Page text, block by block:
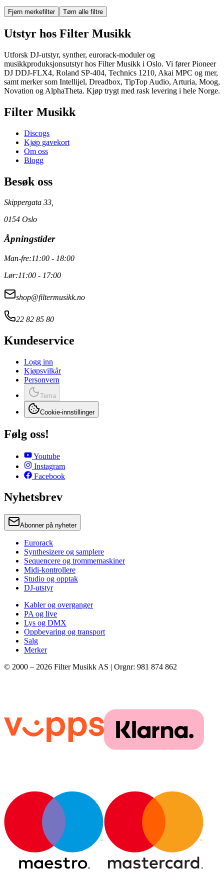
Fjern merkefilter Tøm alle filtre
Utstyr hos Filter Musikk
Utforsk DJ-utstyr, synther, eurorack-moduler og
musikkproduksjonsutstyr hos Filter Musikk i Oslo. Vi fører Pioneer
DJ DDJ-FLX4, Roland SP-404, Technics 1210, Akai MPC og mer,
samt merker som Intellijel, Dreadbox, TipTop Audio, Arturia, Moog,
Novation og AlphaTheta. Kjøp trygt med rask levering i hele Norge.
Filter Musikk
Discogs
Kjøp gavekort
Om oss
Blogg
Besøk oss
Skippergata 33,
0154 Oslo
Åpningstider
Man-fre:11:00 - 18:00
Lør:11:00 - 17:00
shop@filtermusikk.no
22 82 85 80
Kundeservice
Logg inn
Kjøpsvilkår
Personvern
Tema
Cookie-innstillinger
Følg oss!
Youtube
Instagram
Facebook
Nyhetsbrev
Abonner på nyheter
Eurorack
Synthesizere og samplere
Sequencere og trommemaskiner
Midi-kontrollere
Studio og opptak
DJ-utstyr
Kabler og overganger
PA og live
Lys og DMX
Oppbevaring og transport
Salg
Merker
© 2000 – 2026 Filter Musikk AS | Orgnr: 981 874 862